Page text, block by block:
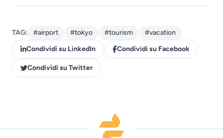
TAG: #airport #tokyo #tourism
#vacation
Condividi su LinkedIn
Condividi su Facebook
Condividi su Twitter